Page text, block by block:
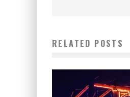
RELATED POSTS